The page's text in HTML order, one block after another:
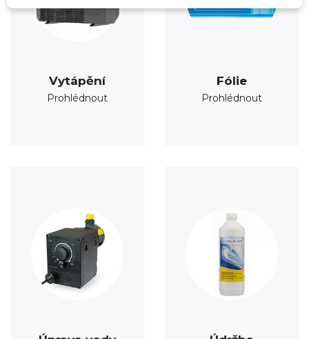
Vytápění
Prohlédnout
Fólie
Prohlédnout